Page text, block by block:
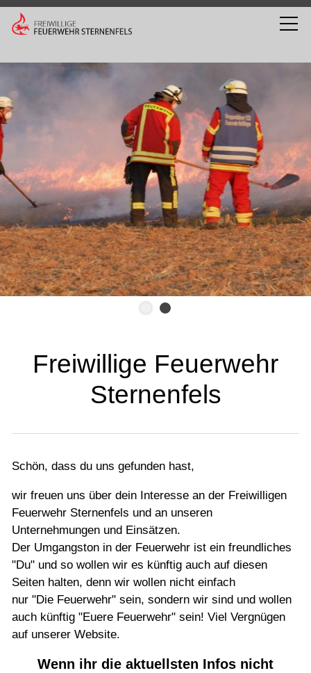
Wir suchen nach dir! Hilf uns zu helfen!
Mehr dazu
Freiwillige Feuerwehr
Sternenfels
Schön, dass du uns gefunden hast,
wir freuen uns über dein Interesse an der Freiwilligen
Feuerwehr Sternenfels und an unseren
Unternehmungen und Einsätzen.
Der Umgangston in der Feuerwehr ist ein freundliches
"Du" und so wollen wir es künftig auch auf diesen
Seiten halten, denn wir wollen nicht einfach
nur "Die Feuerwehr" sein, sondern wir sind und wollen
auch künftig "Euere Feuerwehr" sein! Viel Vergnügen
auf unserer Website.
Wenn ihr die aktuellsten Infos nicht